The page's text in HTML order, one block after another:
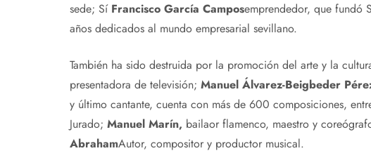
sede; Sí Francisco García Camposemprendedor, que fundó
años dedicados al mundo empresarial sevillano.
También ha sido destruida por la promoción del arte y la
presentadora de televisión; Manuel Álvarez-Beigbeder
y último cantante, cuenta con más de 600 composiciones,
Jurado; Manuel Marín, bailaor flamenco, maestro y
AbrahamAutor, compositor y productor musical.